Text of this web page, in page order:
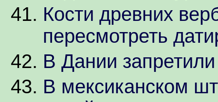
Кости древних
пересмотреть
В Дании
В мексиканском